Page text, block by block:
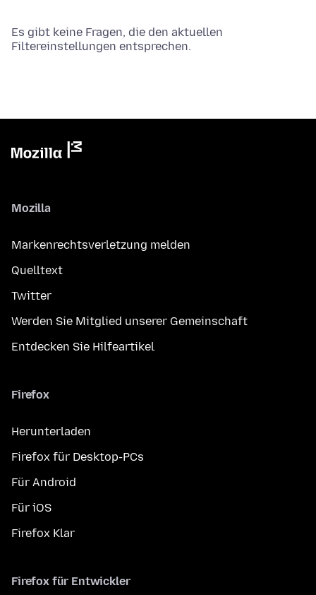
Es gibt keine Fragen, die den aktuellen
Filtereinstellungen entsprechen.
Mozilla
Markenrechtsverletzung melden
Quelltext
Twitter
Werden Sie Mitglied unserer Gemeinschaft
Entdecken Sie Hilfeartikel
Firefox
Herunterladen
Firefox für Desktop-PCs
Für Android
Für iOS
Firefox Klar
Firefox für Entwickler